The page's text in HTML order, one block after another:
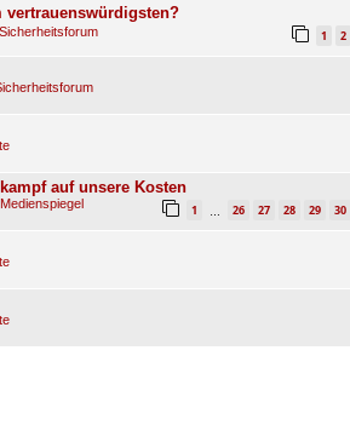
vertrauenswürdigsten?
Sicherheitsforum 1 2
auf unsere Kosten
Medienspiegel 1 26 27 28 29 30